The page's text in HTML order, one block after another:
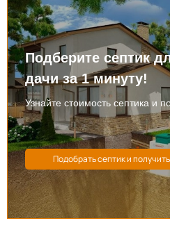
Подберите септик
дачи за 1 минуту!
Узнайте стоимость септика и